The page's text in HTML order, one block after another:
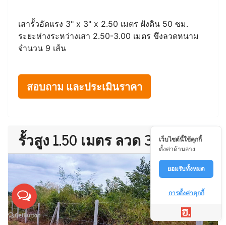
เสารั้วอัดแรง 3" x 3" x 2.50 เมตร ฝังดิน 50 ซม.
ระยะห่างระหว่างเสา 2.50-3.00 เมตร ขึงลวดหนาม
จำนวน 9 เส้น
สอบถาม และประเมินราคา
รั้วสูง 1.50 เมตร ลวด 3 เส้นเว็บไซต์นี้ใช้คุกกี้
ตั้งค่าด้านล่าง
ยอมรับทั้งหมด
การตั้งค่าคุกกี้